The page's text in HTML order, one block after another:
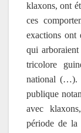
klaxons, ont
ces
exactions ont
qui
tricolore
national (…).
publique
avec
période de la